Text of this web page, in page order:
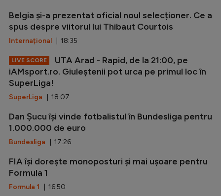
Belgia și-a prezentat oficial noul selecționer. Ce a
spus despre viitorul lui Thibaut Courtois
Internațional | 18:35
LIVE SCORE
UTA Arad - Rapid, de la 21:00, pe
iAMsport.ro. Giuleștenii pot urca pe primul loc în
SuperLiga!
SuperLiga | 18:07
Dan Șucu își vinde fotbalistul în Bundesliga pentru
1.000.000 de euro
Bundesliga | 17:26
FIA își dorește monoposturi și mai ușoare pentru
Formula 1
Formula 1 | 16:50